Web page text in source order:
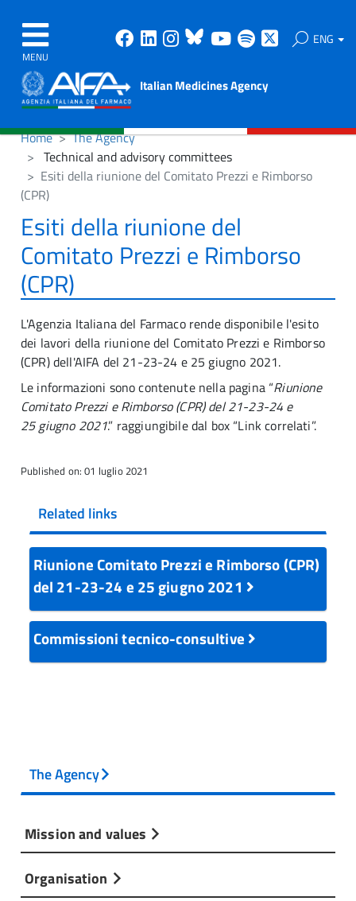
MENU
Facebook
Linkedin
Instagram
Bluesky
Youtube
Spotify ENG
Italian Medicines Agency
Home
The Agency
Technical and advisory committees
Esiti della riunione del Comitato Prezzi e Rimborso
(CPR)
Esiti della riunione del
Comitato Prezzi e Rimborso
(CPR)
L'Agenzia Italiana del Farmaco rende disponibile l'esito
dei lavori della riunione del Comitato Prezzi e Rimborso
(CPR) dell'AIFA del 21-23-24 e 25 giugno 2021.
Le informazioni sono contenute nella pagina “Riunione
Comitato Prezzi e Rimborso (CPR) del 21-23-24 e
25 giugno 2021.” raggiungibile dal box “Link correlati”.
Published on: 01 luglio 2021
Related links
Riunione Comitato Prezzi e Rimborso (CPR)
del 21-23-24 e 25 giugno 2021
Commissioni tecnico-consultive
The Agency
Mission and values
Organisation